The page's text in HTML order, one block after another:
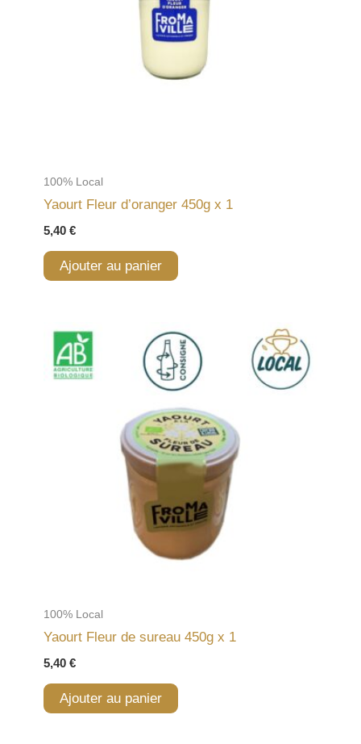
100% Local
Yaourt Fleur d’oranger 450g x 1
5,40 €
Ajouter au panier
100% Local
Yaourt Fleur de sureau 450g x 1
5,40 €
Ajouter au panier